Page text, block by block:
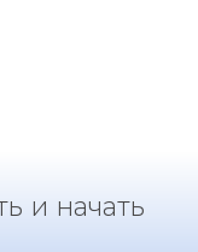
и начать